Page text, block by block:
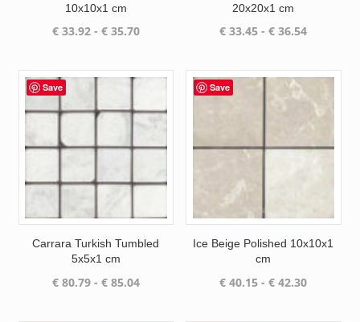
10x10x1 cm
€33.92 - €35.70Prijsklasse:
€ 35.70
20x20x1 cm
€ 33.45 - € 36.54
Save
Carrara Turkish Tumbled
5x5x1 cm
€80.79 - €85.04Prijsklasse:
Save
Ice Beige Polished 10x10x1
cm
€ 40.15 - € 42.30